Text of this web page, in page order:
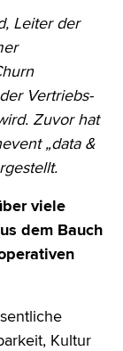
Leiter der
Vertriebs-
Zuvor hat
„data &
viele
dem Bauch
Kultur